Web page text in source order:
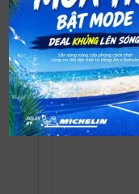
GIẢM GIÁ!